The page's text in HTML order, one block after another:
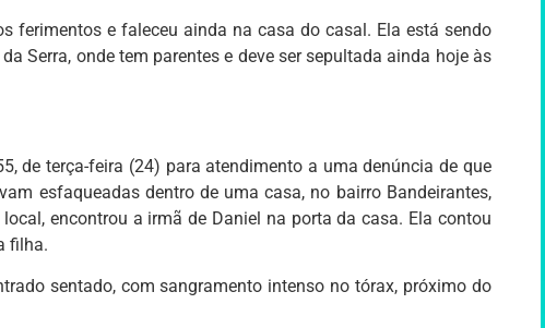
ferimentos e faleceu ainda na casa do casal. Ela está sendo
Serra, onde tem parentes e deve ser sepultada ainda hoje às
de terça-feira (24) para atendimento a uma denúncia de que
esfaqueadas dentro de uma casa, no bairro Bandeirantes,
encontrou a irmã de Daniel na porta da casa. Ela contou
filha.
sentado, com sangramento intenso no tórax, próximo do